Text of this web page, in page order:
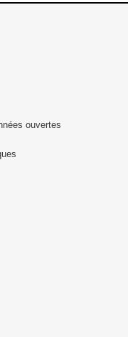
ouvertes